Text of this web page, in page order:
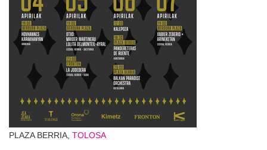
PLAZA BERRIA, TOLOSA